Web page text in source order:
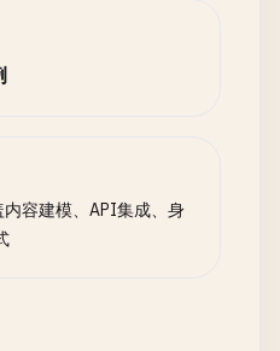
容建模、API集成、身